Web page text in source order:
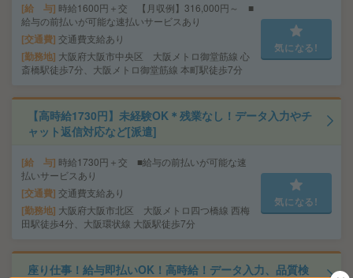
給 与 時給1600円＋交 【月収例】316,000円～ ■
給与の前払いが可能な速払いサービスあり
交通費 交通費支給あり
勤務地 大阪府大阪市中央区 大阪メトロ御堂筋線 心
斎橋駅徒歩7分、大阪メトロ御堂筋線 本町駅徒歩7分
気になる!
【高時給1730円】未経験OK＊残業なし！データ入力やチ
ャット返信対応など[派遣]
給 与 時給1730円＋交 ■給与の前払いが可能な速
払いサービスあり
交通費 交通費支給あり
勤務地 大阪府大阪市北区 大阪メトロ四つ橋線 西梅
田駅徒歩4分、大阪環状線 大阪駅徒歩7分
気になる!
座り仕事！給与即払いOK！高時給！データ入力、品質検